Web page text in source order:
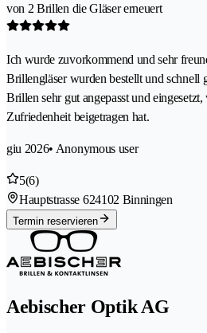
von 2 Brillen die Gläser erneuert
Ich wurde zuvorkommend und sehr
Brillengläser wurden bestellt und schnell
Brillen sehr gut angepasst und
Zufriedenheit beigetragen hat.
giu 2026• Anonymous user
5(6)
Hauptstrasse 624102 Binningen
Termin reservieren
Aebischer Optik AG